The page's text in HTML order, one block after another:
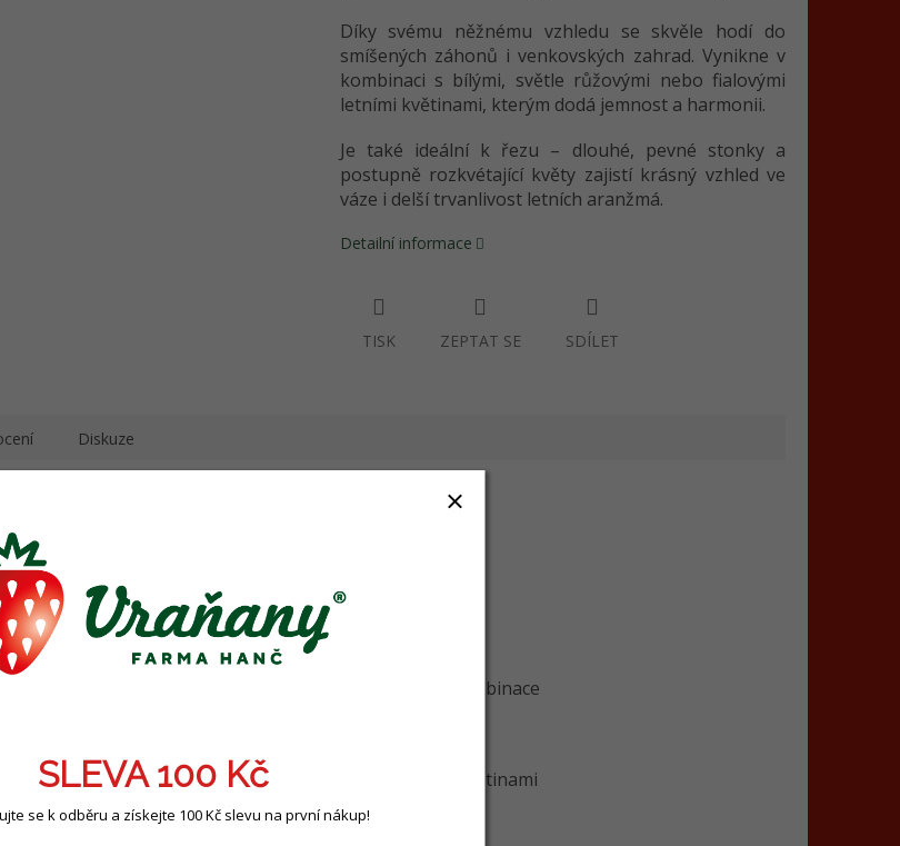
Díky svému něžnému vzhledu se skvěle hodí do
smíšených záhonů i venkovských zahrad. Vynikne v
kombinaci s bílými, světle růžovými nebo fialovými
letními květinami, kterým dodá jemnost a harmonii.
Je také ideální k řezu – dlouhé, pevné stonky a
postupně rozkvétající květy zajistí krásný vzhled ve
váze i delší trvanlivost letních aranžmá.
Detailní informace
TISK ZEPTAT SE SDÍLET
Diskuze
‚Priscilla‘
krémové květys výrazným sytě růžovým lemem
– svěží a harmonická barevná kombinace
kombinujes bílými, světle růžovými i fialovými letními květinami
– pevné stonky a dlouhá výdrž ve váze
SLEVA 100 Kč
se k odběru a získejte 100 Kč slevu na první nákup!